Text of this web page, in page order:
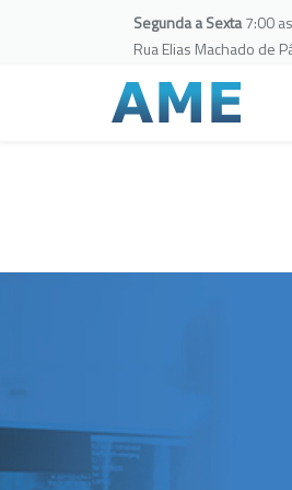
Segunda a Sexta7:00
Rua Elias Machado de